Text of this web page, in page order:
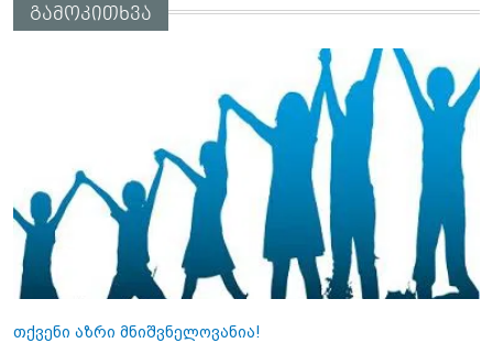
გამოკითხვა
თქვენი აზრი მნიშვნელოვანია!